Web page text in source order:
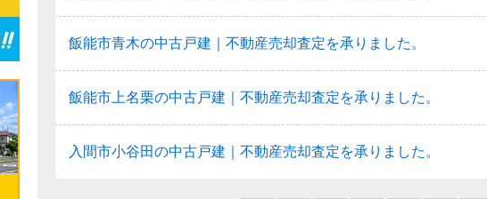
飯能市青木の中古戸建｜不動産売却査定を承りました。
飯能市上名栗の中古戸建｜不動産売却査定を承りました。
入間市小谷田の中古戸建｜不動産売却査定を承りました。